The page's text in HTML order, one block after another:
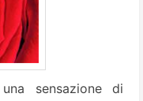
sensazione di